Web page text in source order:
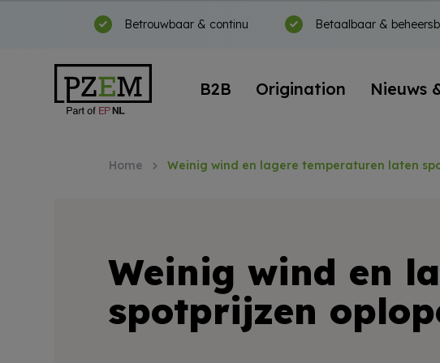
Betrouwbaar & continu Betaalbaar &
B2B Origination Nieuws
Home Weinig wind en lagere temperaturen laten
Weinig wind en
spotprijzen